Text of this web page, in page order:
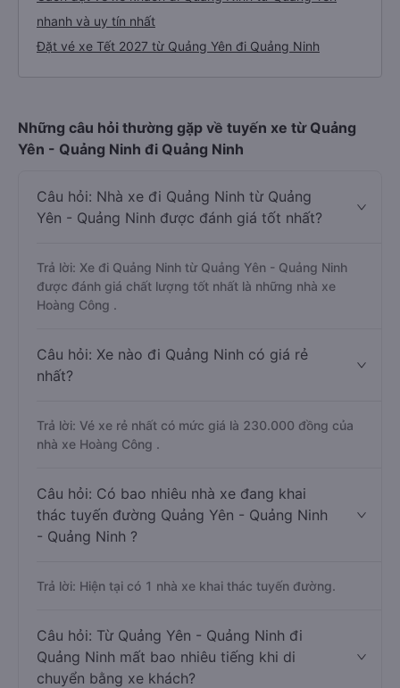
nhanh và uy tín nhất
Đặt vé xe Tết 2027 từ Quảng Yên đi Quảng Ninh
Những câu hỏi thường gặp về tuyến xe từ Quảng
Yên - Quảng Ninh đi Quảng Ninh
Câu hỏi: Nhà xe đi Quảng Ninh từ Quảng
Yên - Quảng Ninh được đánh giá tốt nhất?
Trả lời: Xe đi Quảng Ninh từ Quảng Yên - Quảng Ninh
được đánh giá chất lượng tốt nhất là những nhà xe
Hoàng Công .
Câu hỏi: Xe nào đi Quảng Ninh có giá rẻ
nhất?
Trả lời: Vé xe rẻ nhất có mức giá là 230.000 đồng của
nhà xe Hoàng Công .
Câu hỏi: Có bao nhiêu nhà xe đang khai
thác tuyến đường Quảng Yên - Quảng Ninh
- Quảng Ninh ?
Trả lời: Hiện tại có 1 nhà xe khai thác tuyến đường.
Câu hỏi: Từ Quảng Yên - Quảng Ninh đi
Quảng Ninh mất bao nhiêu tiếng khi di
chuyển bằng xe khách?